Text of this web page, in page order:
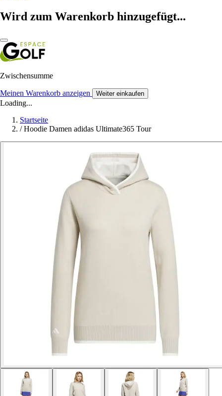
Wird zum Warenkorb hinzugefügt...
Zwischensumme
Meinen Warenkorb anzeigen Weiter einkaufen
Loading...
Startseite
/ Hoodie Damen adidas Ultimate365 Tour